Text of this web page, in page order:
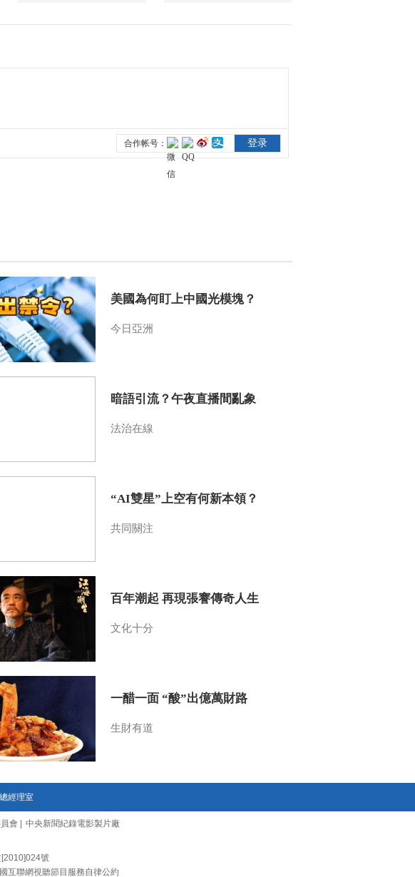
2015-09-22 12:44:09
《文化十分》 20150918
2015-09-17 12:29:09
2015-09-14 12:18:09
《文化十分》 20150910
2015-09-08 12:20:02
美國為何盯上中國光模塊？
今日亞洲
暗語引流？午夜直播間亂象
法治在線
“AI雙星”上空有何新本領？
共同關注
百年潮起 再現張謇傳奇人生
文化十分
一醋一面 “酸”出億萬財路
生財有道
經理室
會
中央新聞紀錄電影製片廠
號
互聯網視聽節目服務自律公約